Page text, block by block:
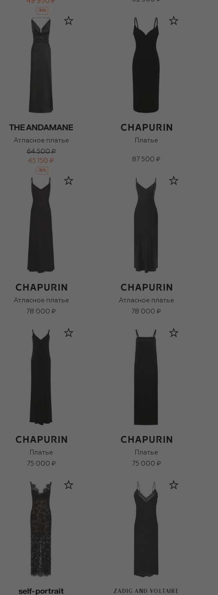
-30%
Атласное платье
64 500 ₽
45 150 ₽
-30%
Платье
87 500 ₽
Атласное платье
78 000 ₽
Атласное платье
78 000 ₽
Платье
75 000 ₽
Платье
75 000 ₽
ZADIG AND VOLTAIRE